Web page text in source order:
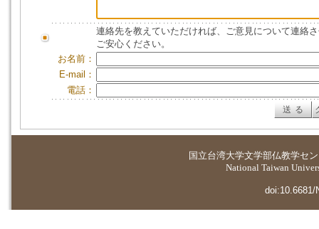
連絡先を教えていただければ、ご意見について連絡
ご安心ください。
お名前：
E-mail：
電話：
国立台湾大学文学部仏教学セ
National Taiwan
doi:10.6681/